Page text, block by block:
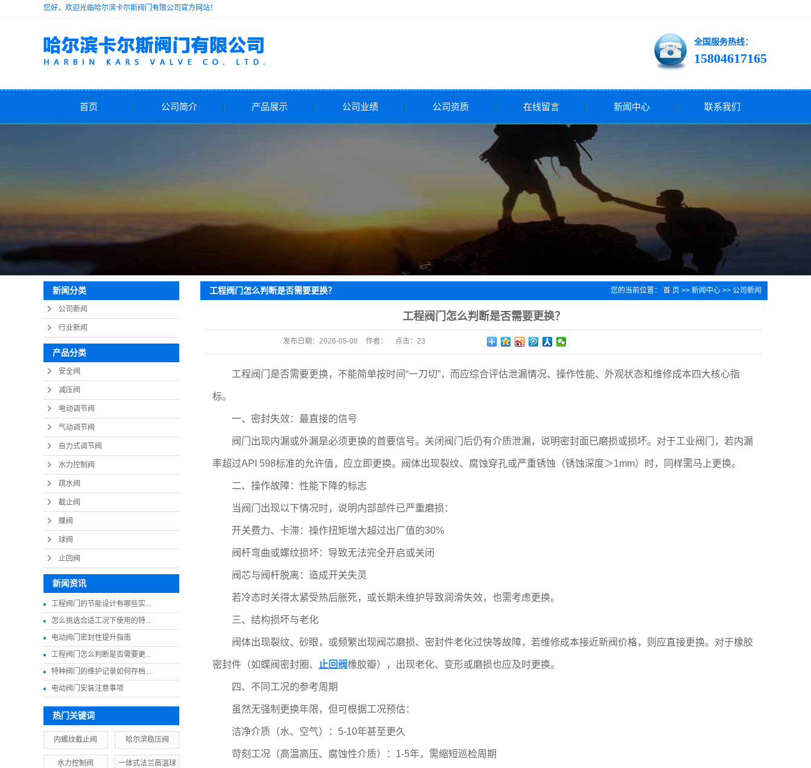
您好，欢迎光临哈尔滨卡尔斯阀门有限公司官方网站！
全国服务热线：
15804617165
首页 公司简介 产品展示
自力式调节阀
疏水阀
截止阀
公司业绩 公司资质 在线留言 新闻中心 联系我们
新闻分类
公司新闻
行业新闻
产品分类
安全阀
减压阀
电动调节阀
气动调节阀
自力式调节阀
水力控制阀
疏水阀
截止阀
蝶阀
球阀
止回阀
新闻资讯
工程阀门的节能设计有哪些实...
怎么挑选合适工况下使用的特...
电动阀门密封性提升指南
工程阀门怎么判断是否需要更...
特种阀门的维护记录如何存档...
电动阀门安装注意事项
热门关键词
内螺纹截止阀 哈尔滨稳压阀
水力控制阀
一体式法兰高温球
工程阀门怎么判断是否需要更换？ 您的当前位置： 首 页 >> 新闻中心 >> 公司新闻
工程阀门怎么判断是否需要更换？
发布日期： 2026-05-08 作者： 点击： 23
工程阀门是否需要更换，不能简单按时间“一刀切”，而应综合评估泄漏情况、操作性能、外观状态和维修成本四大核心指
标。
一、密封失效：最直接的信号
阀门出现内漏或外漏是必须更换的首要信号。关闭阀门后仍有介质泄漏，说明密封面已磨损或损坏。对于工业阀门，若内漏
率超过API 598标准的允许值，应立即更换。阀体出现裂纹、腐蚀穿孔或严重锈蚀（锈蚀深度＞1mm）时，同样需马上更换。
二、操作故障：性能下降的标志
当阀门出现以下情况时，说明内部部件已严重磨损：
开关费力、卡滞：操作扭矩增大超过出厂值的30%
阀杆弯曲或螺纹损坏：导致无法完全开启或关闭
阀芯与阀杆脱离：造成开关失灵
若冷态时关得太紧受热后胀死，或长期未维护导致润滑失效，也需考虑更换。
三、结构损坏与老化
阀体出现裂纹、砂眼，或频繁出现阀芯磨损、密封件老化过快等故障，若维修成本接近新阀价格，则应直接更换。对于橡胶
密封件（如蝶阀密封圈、 止回阀橡胶瓣），出现老化、变形或磨损也应及时更换。
四、不同工况的参考周期
虽然无强制更换年限，但可根据工况预估：
洁净介质（水、空气）：5-10年甚至更久
苛刻工况（高温高压、腐蚀性介质）：1-5年，需缩短巡检周期